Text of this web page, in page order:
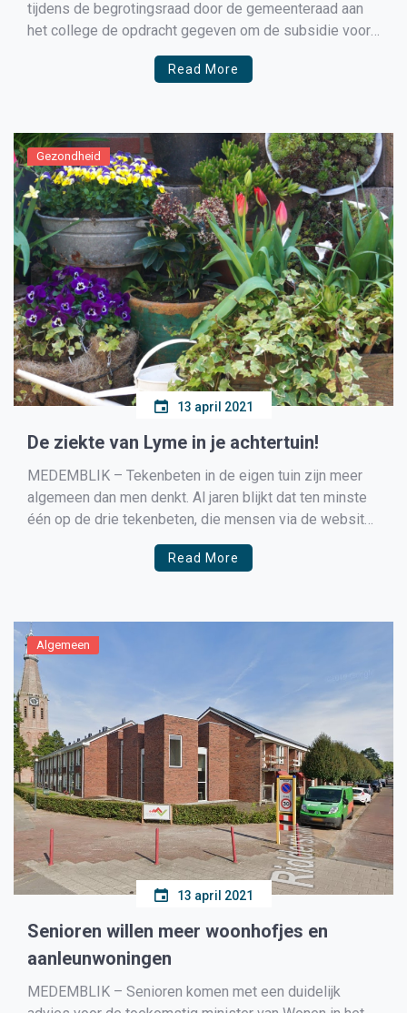
zoeken
tijdens de begrotingsraad door de gemeenteraad aan
het college de opdracht gegeven om de subsidie voor
het Zuiderzeebad op 30.000 euro per jaar te handhaven
met als voorwaarde dat het zwembad openbaar
Read More
Gezondheid
13 april 2021
De ziekte van Lyme in je achtertuin!
MEDEMBLIK – Tekenbeten in de eigen tuin zijn meer
algemeen dan men denkt. Al jaren blijkt dat ten minste
één op de drie tekenbeten, die mensen via de website
tekenradar.nl rapporteren, in de tuin werd opgelopen. In
België lag dit percentage in 2020 zelfs op 40%!
Read More
Algemeen
13 april 2021
Senioren willen meer woonhofjes en
aanleunwoningen
MEDEMBLIK – Senioren komen met een duidelijk